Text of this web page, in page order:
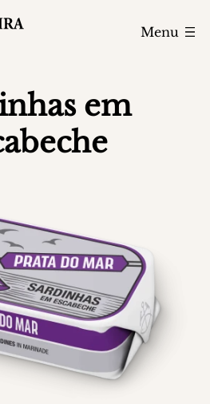
Menu
em